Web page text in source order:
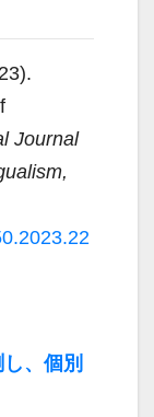
Journal
、個別